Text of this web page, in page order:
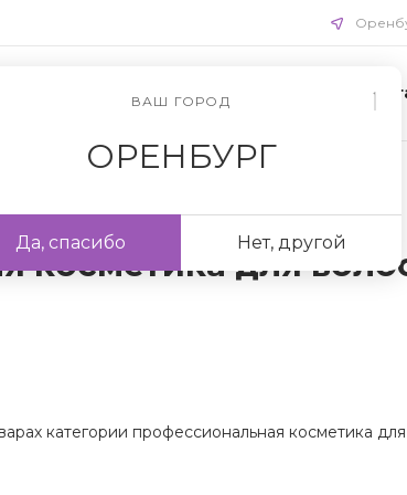
ВАШ ГОРОД
ОРЕНБУРГ
Да, спасибо Нет, другой
Схемы ухода Доставка и
косметика для
категории профессиональная косметика